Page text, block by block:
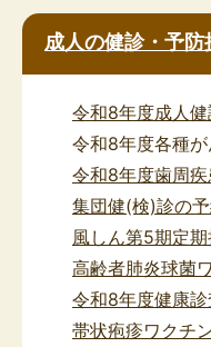
成人の健診・予防
令和8年度成人
令和8年度各種
令和8年度歯周
集団健(検)診の
風しん第5期定
高齢者肺炎球菌
令和8年度健康診
帯状疱疹ワクチ